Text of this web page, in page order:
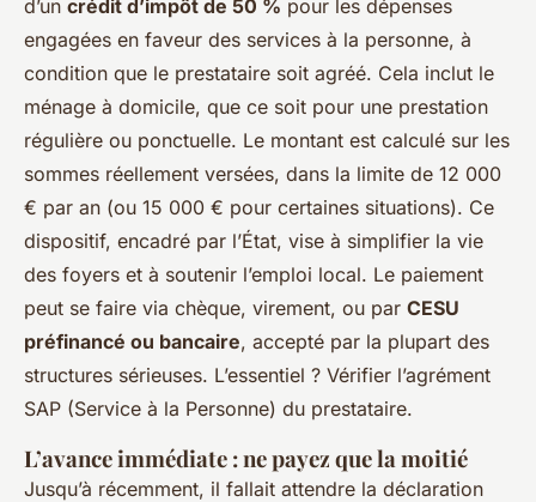
d’un crédit d’impôt de 50 % pour les dépenses
engagées en faveur des services à la personne, à
condition que le prestataire soit agréé. Cela inclut le
ménage à domicile, que ce soit pour une prestation
régulière ou ponctuelle. Le montant est calculé sur les
sommes réellement versées, dans la limite de 12 000
€ par an (ou 15 000 € pour certaines situations). Ce
dispositif, encadré par l’État, vise à simplifier la vie
des foyers et à soutenir l’emploi local. Le paiement
peut se faire via chèque, virement, ou par CESU
préfinancé ou bancaire, accepté par la plupart des
structures sérieuses. L’essentiel ? Vérifier l’agrément
SAP (Service à la Personne) du prestataire.
L’avance immédiate : ne payez que la moitié
Jusqu’à récemment, il fallait attendre la déclaration